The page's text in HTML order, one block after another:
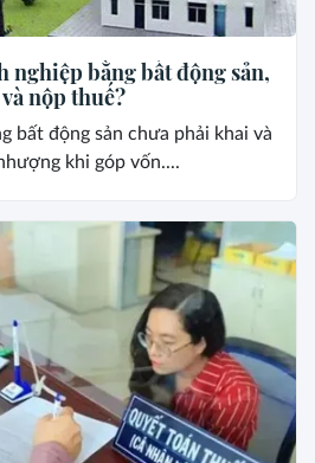
nghiệp bằng bất động sản,
nộp thuế?
bất động sản chưa phải khai và
khi góp vốn....